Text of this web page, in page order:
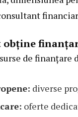
obține
de
diverse
oferte